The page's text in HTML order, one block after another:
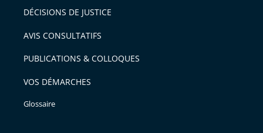
DÉCISIONS DE JUSTICE
AVIS CONSULTATIFS
PUBLICATIONS & COLLOQUES
VOS DÉMARCHES
Glossaire